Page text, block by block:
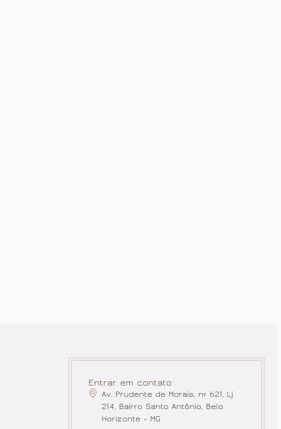
Entrar em contato
Av. Prudente de Morais, nº 621, Lj
214, Bairro Santo Antônio, Belo
Horizonte - MG